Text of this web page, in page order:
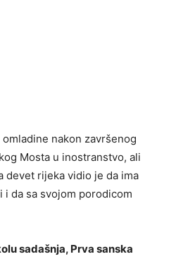
nakon završenog
Mosta u inostranstvo, ali
devet rijeka vidio je da ima
da sa svojom porodicom
sadašnja, Prva sanska